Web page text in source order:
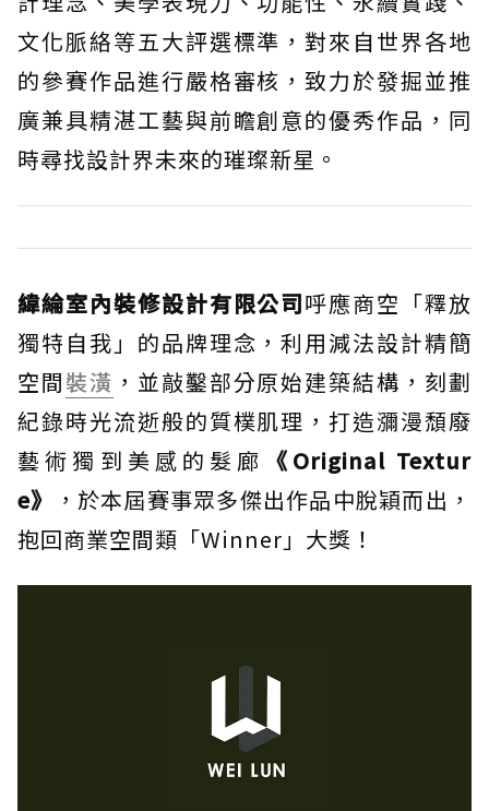
文化脈絡等五大評選標準，對來自世界各地
的參賽作品進行嚴格審核，致力於發掘並推
廣兼具精湛工藝與前瞻創意的優秀作品，同
時尋找設計界未來的璀璨新星。
緯綸室內裝修設計有限公司呼應商空「釋放
獨特自我」的品牌理念，利用減法設計精簡
空間裝潢 ，並敲鑿部分原始建築結構，刻劃
紀錄時光流逝般的質樸肌理，打造瀰漫頹廢
藝術獨到美感的髮廊 《Original Textur
e》
，於本屆賽事眾多傑出作品中脫穎而出，
抱回商業空間類「Winner」大獎！